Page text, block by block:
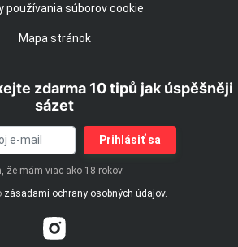
používania súborov cookie
Mapa stránok
zdarma 10 tipů jak úspěšněji
sázet
že mám viac ako 18 rokov.
zásadami ochrany osobných údajov.